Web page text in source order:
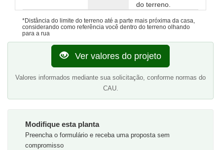
do terreno.
*Distância do limite do terreno até a parte mais próxima da casa,
considerando como referência você dentro do terreno olhando
para a rua
Ver valores do projeto
Valores informados mediante sua solicitação, conforme normas do
CAU.
Modifique esta planta
Preencha o formulário e receba uma proposta sem
compromisso